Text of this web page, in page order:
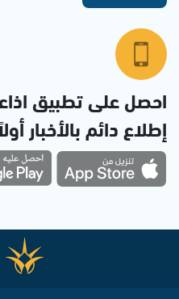
احصل على تطبيق
إطلاع دائم بالأخبار